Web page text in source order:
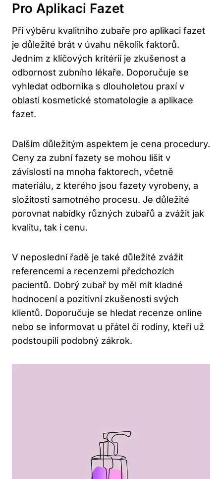
Pro Aplikaci Fazet
Při výběru kvalitního zubaře pro aplikaci fazet
je důležité brát v úvahu několik faktorů.
Jedním z klíčových kritérií je zkušenost a
odbornost zubního lékaře. Doporučuje se
vyhledat odborníka s dlouholetou praxí v
oblasti kosmetické stomatologie a aplikace
fazet.
Dalším důležitým aspektem je cena procedury.
Ceny za zubní fazety se mohou lišit v
závislosti na mnoha faktorech, včetně
materiálu, z kterého jsou fazety vyrobeny, a
složitosti samotného procesu. Je důležité
porovnat nabídky různých zubařů a zvážit jak
kvalitu, tak i cenu.
V neposlední řadě je také důležité zvážit
referencemi a recenzemi předchozích
pacientů. Dobrý zubař by měl mít kladné
hodnocení a pozitivní zkušenosti svých
klientů. Doporučuje se hledat recenze online
nebo se informovat u přátel či rodiny, kteří už
podstoupili podobný zákrok.